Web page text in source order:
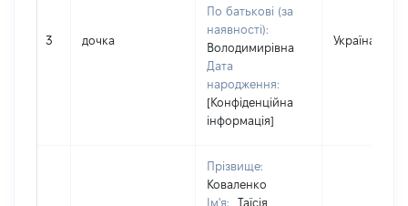
3 дочка
По батькові (за
наявності):
Володимирівна
Дата
народження:
[Конфіденційна
інформація]
Україна
Прізвище:
Коваленко
Ім'я:
Таїсія